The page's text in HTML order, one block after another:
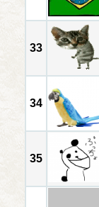
33
34
35